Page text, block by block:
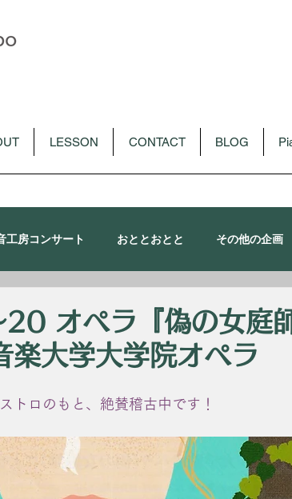
LESSON CONTACT BLOG
工房コンサート おととおとと その他の企画
オペラ『偽の女庭
楽大学大学院オペラ
トロのもと、絶賛稽古中です！